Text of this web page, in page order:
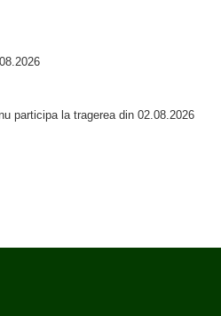
participa la tragerea din 02.08.2026